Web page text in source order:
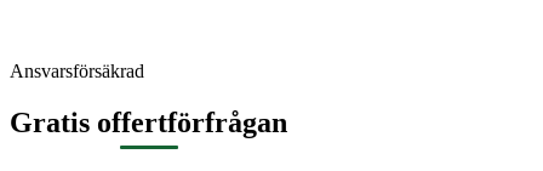
Ansvarsförsäkrad
Gratis offertförfrågan